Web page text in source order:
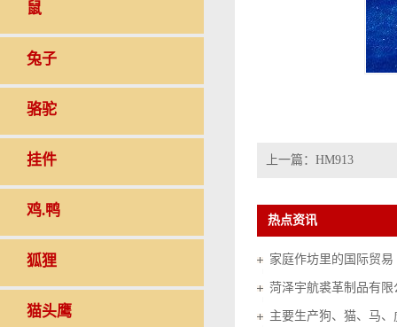
鼠
兔子
骆驼
挂件
鸡.鸭
狐狸
猫头鹰
上一篇： HM913
热点资讯
家庭作坊里的国际贸易
菏泽宇航裘革制品有